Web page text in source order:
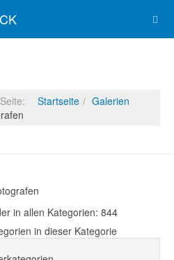
Startseite
Galerien
in allen Kategorien: 844
in dieser Kategorie